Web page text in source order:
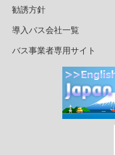
勧誘方針
導入バス会社一覧
バス事業者専用サイト